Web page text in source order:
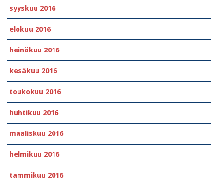
syyskuu 2016
elokuu 2016
heinäkuu 2016
kesäkuu 2016
toukokuu 2016
huhtikuu 2016
maaliskuu 2016
helmikuu 2016
tammikuu 2016